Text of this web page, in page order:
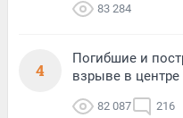
83 284
4
Погибшие и
взрыве в
82 087 216